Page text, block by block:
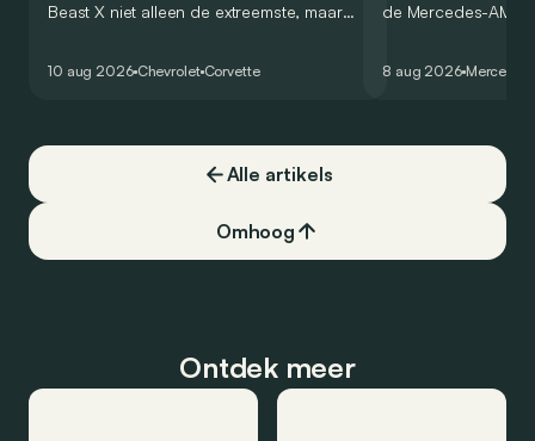
Beast X niet alleen de extreemste, maar
10 aug 2026 Chevrolet Corvette
de Mercedes-AMG
8 aug 2026 Mercedes
Alle artikels
Omhoog
Ontdek meer